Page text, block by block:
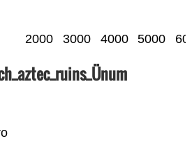
2000 3000 4000 5000